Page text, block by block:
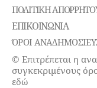
ΠΟΛΙΤΙΚΉ
ΕΠΙΚΟΙΝΩΝΊΑ
ΌΡΟΙ
© Επιτρέπεται η
συγκεκριμένους
εδώ